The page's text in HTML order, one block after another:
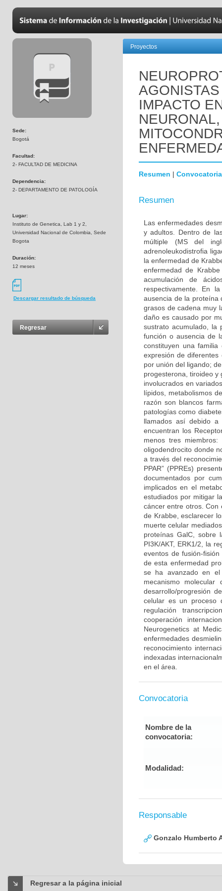
Sede:
Bogotá
Facultad:
2- FACULTAD DE MEDICINA
Dependencia:
2- DEPARTAMENTO DE PATOLOGÍA
Lugar:
Instituto de Genetica, Lab 1 y 2,
Universidad Nacional de Colombia, Sede
Bogota
Duración:
12 meses
Descargar resultado de búsqueda
Regresar
Proyectos
IMPACTO
Resumen | Convocatoria
Resumen
Las enfermedades
y adultos. Dentro de
múltiple (MS del
adrenoleukodistrofia
la enfermedad de
enfermedad de
acumulación de
respectivamente. En
ausencia de la proteína
grasos de cadena muy
daño es causado por
sustrato acumulado, la
función o ausencia de
constituyen una
expresión de
por unión del ligando;
progesterona, tiroideo y
involucrados en
lípidos, metabolismos
razón son blancos
patologías como
llamados así debido
encuentran los
menos tres miembros:
oligodendrocito donde
a través del
PPAR” (PPREs)
documentados por
implicados en el
estudiados por mitigar
cáncer entre otros. Con
de Krabbe, esclarecer
muerte celular
proteínas GalC, sobre
PI3K/AKT, ERK1/2, la
eventos de fusión-
de esta enfermedad
se ha avanzado en el
mecanismo
desarrollo/progresión
celular es un proceso
regulación
cooperación
Neurogenetics at
enfermedades
reconocimiento
indexadas
en el área.
Convocatoria
Nombre de la
convocatoria:
Modalidad:
Responsable
Gonzalo Humberto
Regresar a la página inicial